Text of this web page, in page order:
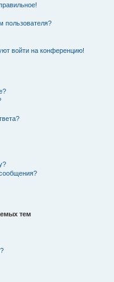
пользователя?
войти на конференцию!
тем